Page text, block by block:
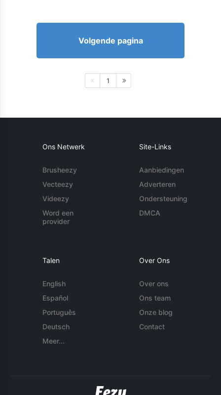
Volgende pagina
1
Ons Netwerk
Brusheezy
Vecteezy
Videezy
Word een
provider
Site-Links
Aanbiedingen
Adverteren
Ondersteuning
DMCA
Talen
English
Español
Português
Deutsch
Meer...
Over Ons
Over ons
Ons team
Onze blog
Contact